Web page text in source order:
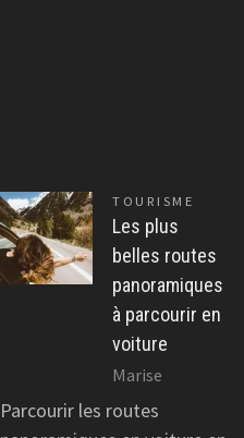
TOURISME
Les plus
belles routes
panoramiques
à parcourir en
voiture
Marise
Parcourir les routes